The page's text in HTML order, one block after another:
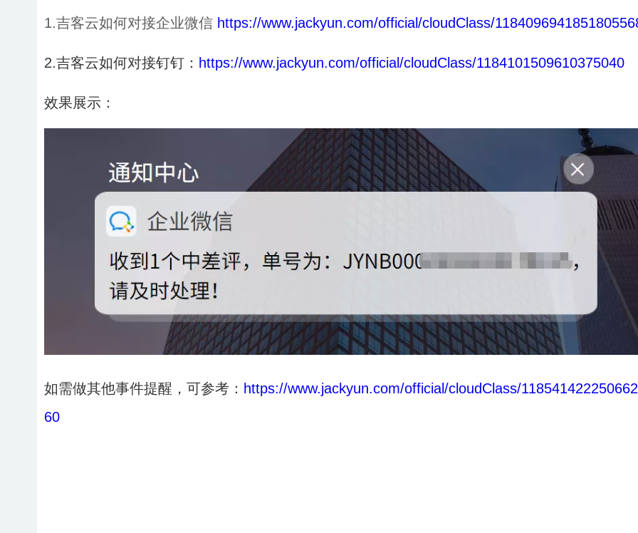
1.吉客云如何对接企业微信 https://www.jackyun.com/official/cloudClass/
2.吉客云如何对接钉钉： https://www.jackyun.com/official/cloudClass/1184101509610375040
效果展示：
如需做其他事件提醒，可参考： https://www.jackyun.com/official/cloudClass/
60